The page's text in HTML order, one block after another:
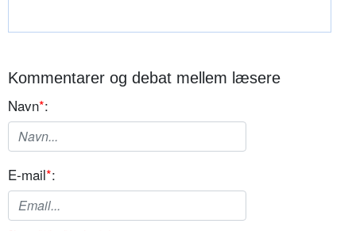
Kommentarer og debat mellem læsere
Navn*:
E-mail*: